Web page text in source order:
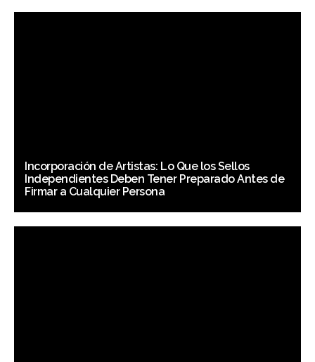
Incorporación de Artistas: Lo Que los Sellos
Independientes Deben Tener Preparado Antes de
Firmar a Cualquier Persona